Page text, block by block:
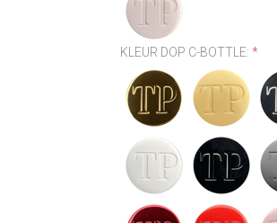
KLEUR DOP C-BOTTLE:*